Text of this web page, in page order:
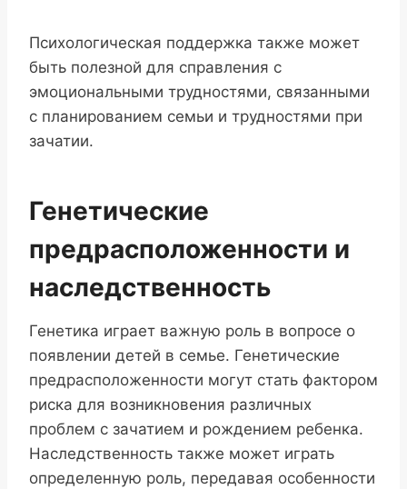
Психологическая поддержка также может
быть полезной для справления с
эмоциональными трудностями, связанными
с планированием семьи и трудностями при
зачатии.
Генетические
предрасположенности и
наследственность
Генетика играет важную роль в вопросе о
появлении детей в семье. Генетические
предрасположенности могут стать фактором
риска для возникновения различных
проблем с зачатием и рождением ребенка.
Наследственность также может играть
определенную роль, передавая особенности